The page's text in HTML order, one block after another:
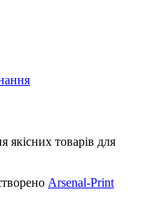
якісних товарів для
Arsenal-Print